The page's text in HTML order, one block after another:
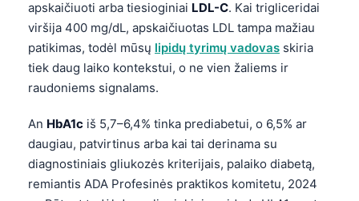
apskaičiuoti arba tiesioginiai LDL-C. Kai trigliceridai
viršija 400 mg/dL, apskaičiuotas LDL tampa mažiau
patikimas, todėl mūsų lipidų tyrimų vadovas skiria
tiek daug laiko kontekstui, o ne vien žaliems ir
raudoniems signalams.
An HbA1c iš 5,7–6,4% tinka prediabetui, o 6,5% ar
daugiau, patvirtinus arba kai tai derinama su
diagnostiniais gliukozės kriterijais, palaiko diabetą,
remiantis ADA Profesinės praktikos komitetu, 2024